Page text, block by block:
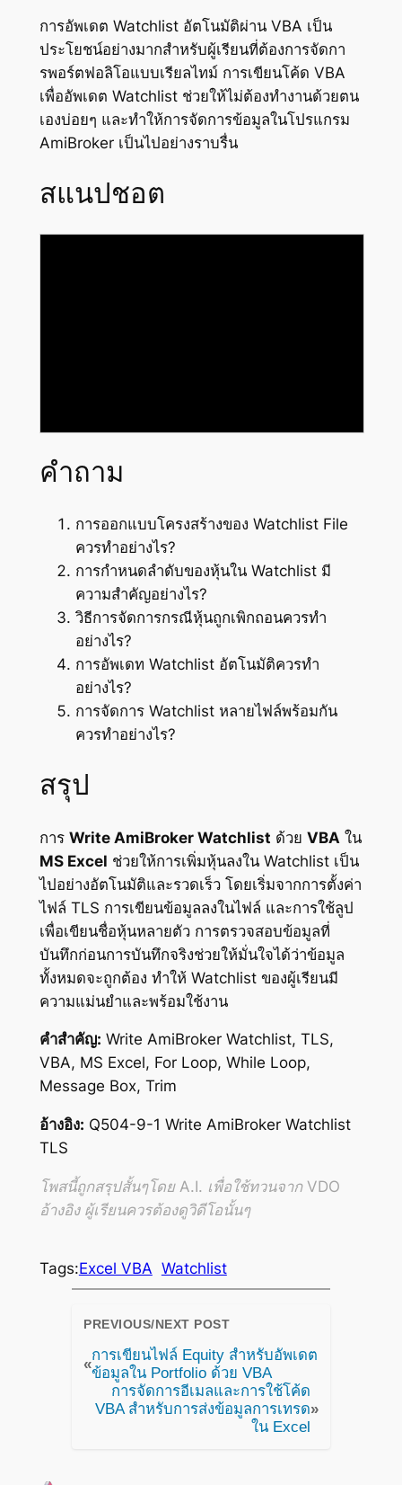
การอัพเดต Watchlist อัตโนมัติผ่าน VBA เป็น
ประโยชน์อย่างมากสำหรับผู้เรียนที่ต้องการจัดกา
รพอร์ตฟอลิโอแบบเรียลไทม์ การเขียนโค้ด VBA
เพื่ออัพเดต Watchlist ช่วยให้ไม่ต้องทำงานด้วยตน
เองบ่อยๆ และทำให้การจัดการข้อมูลในโปรแกรม
AmiBroker เป็นไปอย่างราบรื่น
สแนปชอต
คำถาม
การออกแบบโครงสร้างของ Watchlist File
ควรทำอย่างไร?
การกำหนดลำดับของหุ้นใน Watchlist มี
ความสำคัญอย่างไร?
วิธีการจัดการกรณีหุ้นถูกเพิกถอนควรทำ
อย่างไร?
การอัพเดท Watchlist อัตโนมัติควรทำ
อย่างไร?
การจัดการ Watchlist หลายไฟล์พร้อมกัน
ควรทำอย่างไร?
สรุป
การ Write AmiBroker Watchlist ด้วย VBA ใน
MS Excel ช่วยให้การเพิ่มหุ้นลงใน Watchlist เป็น
ไปอย่างอัตโนมัติและรวดเร็ว โดยเริ่มจากการตั้งค่า
ไฟล์ TLS การเขียนข้อมูลลงในไฟล์ และการใช้ลูป
เพื่อเขียนชื่อหุ้นหลายตัว การตรวจสอบข้อมูลที่
บันทึกก่อนการบันทึกจริงช่วยให้มั่นใจได้ว่าข้อมูล
ทั้งหมดจะถูกต้อง ทำให้ Watchlist ของผู้เรียนมี
ความแม่นยำและพร้อมใช้งาน
คำสำคัญ: Write AmiBroker Watchlist, TLS,
VBA, MS Excel, For Loop, While Loop,
Message Box, Trim
อ้างอิง: Q504-9-1 Write AmiBroker Watchlist
TLS
โพสนี้ถูกสรุปสั้นๆโดย A.I. เพื่อใช้ทวนจาก VDO
อ้างอิง ผู้เรียนควรต้องดูวิดีโอนั้นๆ
Tags:Excel VBA Watchlist
PREVIOUS/NEXT POST
«
การเขียนไฟล์ Equity สำหรับอัพเดต
ข้อมูลใน Portfolio ด้วย VBA
การจัดการอีเมลและการใช้โค้ด
VBA สำหรับการส่งข้อมูลการเทรด
ใน Excel
»